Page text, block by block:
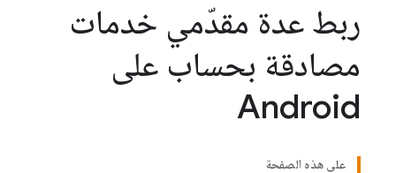
ربط عدة مقدّمي خدمات
مصادقة بحساب على
Android
على هذه الصفحة